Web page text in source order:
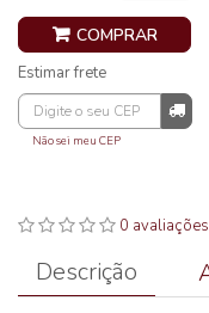
COMPRAR
Estimar frete
Não sei meu CEP
0 avaliações
Descrição